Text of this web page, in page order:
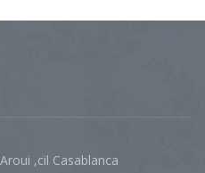
,cil Casablanca